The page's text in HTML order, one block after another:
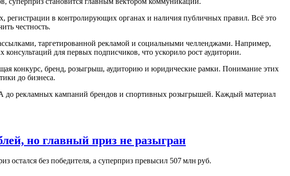
регистрации в контролирующих органах и наличия публичных правил. Всё это
честность.
таргетированной рекламой и социальными челленджами. Например,
консультаций для первых подписчиков, что ускорило рост аудитории.
конкурс, бренд, розыгрыш, аудиторию и юридические рамки. Понимание этих
до бизнеса.
до рекламных кампаний брендов и спортивных розыгрышей. Каждый материал
но главный приз не разыгран
остался без победителя, а суперприз превысил 507 млн руб.